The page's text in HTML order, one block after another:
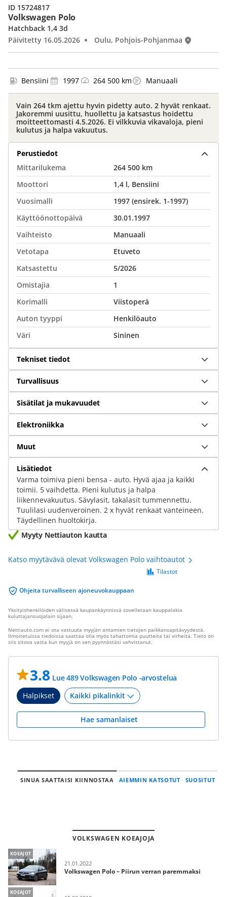
Volkswagen Polo
Hatchback 1,4 3d
Päivitetty 16.05.2026
Oulu, Pohjois-Pohjanmaa
ID 15724817
Bensiini 1997 264 500 km Manuaali
Vain 264 tkm ajettu hyvin pidetty auto. 2 hyvät renkaat.
Jakoremmi uusittu, huollettu ja katsastus hoidettu
moitteettomasti 4.5.2026. Ei vilkkuvia vikavaloja, pieni
kulutus ja halpa vakuutus.
Perustiedot
Mittarilukema
264 500 km
Moottori
1,4 l, Bensiini
Vuosimalli
1997 (ensirek. 1-1997)
Käyttöönottopäivä
30.01.1997
Vaihteisto
Manuaali
Vetotapa
Etuveto
Katsastettu
5/2026
Omistajia
1
Korimalli
Viistoperä
Auton tyyppi
Henkilöauto
Väri
Sininen
Tekniset tiedot
Turvallisuus
Sisätilat ja mukavuudet
Elektroniikka
Muut
Lisätiedot
Varma toimiva pieni bensa - auto. Hyvä ajaa ja kaikki
toimii. 5 vaihdetta. Pieni kulutus ja halpa
liikennevakuutus. Sävylasit, takalasit tummennettu.
Tuulilasi uudenveroinen. 2 x hyvät renkaat vanteineen.
Täydellinen huoltokirja.
Myyty Nettiauton kautta
Katso myytävävä olevat Volkswagen Polo vaihtoautot
Ohjeita turvalliseen ajoneuvokauppaan
Tilastot
Yksityishenkilöiden välisessä kaupankäynnissä sovelletaan kauppalakia
kuluttajansuojalain sijaan.
Nettiauto.com ei ota vastuuta myyjän antamien tietojen paikkansapitävyydestä.
Ilmoitetuissa tiedoissa saattaa olla myös tahattomia puutteita tai virheitä. Tieto on
siis sitova vasta kun myyjä on sen pyynnöstäsi vahvistanut.
3.8 Lue 489 Volkswagen Polo -arvostelua
Halpikset
Hae samanlaiset
SINUA SAATTAISI KIINNOSTAA AIEMMIN KATSOTUT SUOSITUT
VOLKSWAGEN KOEAJOJA
KOEAJOT
21.01.2022
Volkswagen Polo – Piirun verran paremmaksi
KOEAJOT